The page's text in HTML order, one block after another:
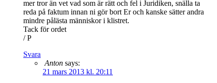
mer tror än vet vad som är rätt och fel i Juridiken, snälla ta
reda på faktum innan ni gör bort Er och kanske sätter andra
mindre pålästa människor i klistret.
Tack för ordet
/ P
Svara
Anton says:
21 mars 2013 kl. 20:11